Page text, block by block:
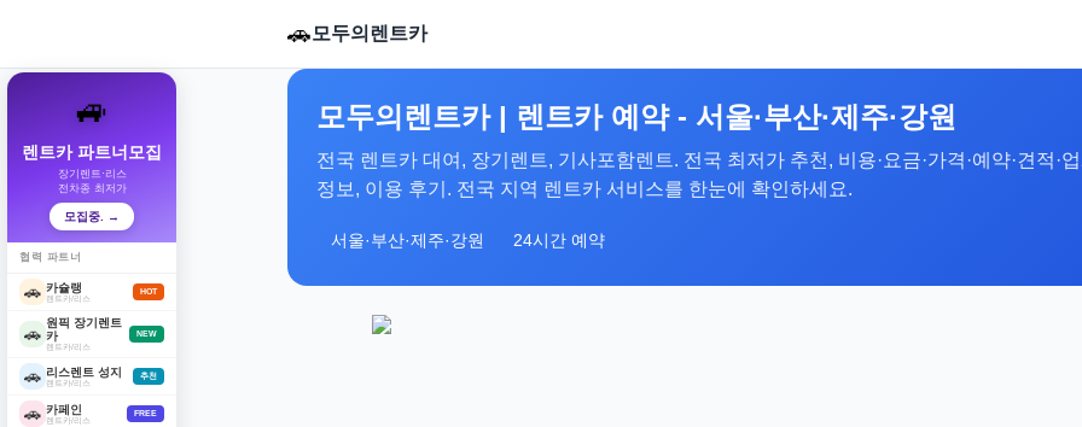
🚗모두의렌트카
모두의렌트카 | 렌트카 예약 - 서울·부산·제주·강원
전국 렌트카 대여, 장기렌트, 기사포함렌트. 전국 최저가 추천, 비용·요금·가격·예약·견적·
정보, 이용 후기. 전국 지역 렌트카 서비스를 한눈에 확인하세요.
서울·부산·제주·강원 24시간 예약
🚙
렌트카 파트너모집
장기렌트·리스
전차종 최저가
모집중. →
협력 파트너
🚗 카슐랭
렌트카/리스
HOT
🚗
원픽 장기렌트
카
렌트카/리스
NEW
🚗 리스렌트 성지
렌트카/리스
추천
🚗 카페인
렌트카/리스
FREE